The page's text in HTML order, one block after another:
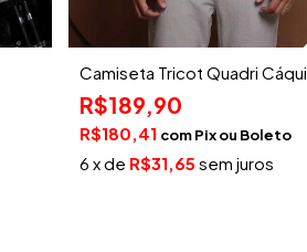
Camiseta Tricot Quadri Cáqui
R$189,90
R$180,41 com Pix
6 x de R$31,65 sem juros